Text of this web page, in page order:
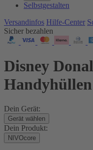
Selbstgestalten
Versandinfos Hilfe-Center
Sicher bezahlen
Disney
Handyhüllen
Dein Gerät:
Gerät wählen
Dein Produkt:
NIVOcore